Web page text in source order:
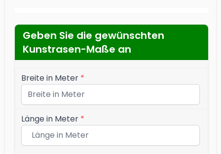
Geben Sie die gewünschten
Kunstrasen-Maße an
Breite in Meter *
Länge in Meter *